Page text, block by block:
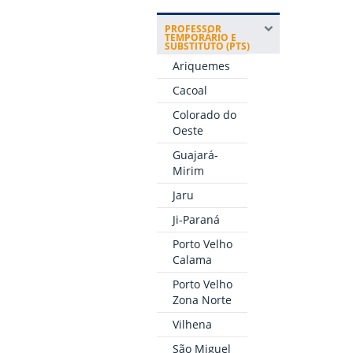
PROFESSOR
TEMPORÁRIO E
SUBSTITUTO (PTS)
Ariquemes
Cacoal
Colorado do
Oeste
Guajará-
Mirim
Jaru
Ji-Paraná
Porto Velho
Calama
Porto Velho
Zona Norte
Vilhena
São Miguel